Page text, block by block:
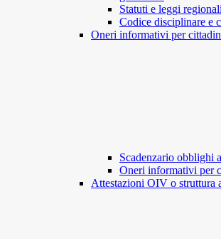
Statuti e leggi regionali
Codice disciplinare e
Oneri informativi per
Scadenzario obblighi
Oneri informativi per
Attestazioni OIV o struttura